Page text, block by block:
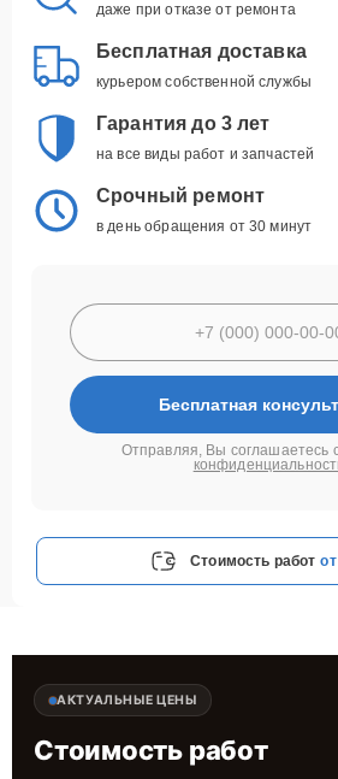
даже при отказе от ремонта
Бесплатная доставка
курьером собственной службы
Гарантия до 3 лет
на все виды работ и запчастей
Срочный ремонт
в день обращения от 30 минут
Бесплатная
Отправляя, Вы соглашаетесь
Стоимость работ
АКТУАЛЬНЫЕ ЦЕНЫ
Стоимость работ